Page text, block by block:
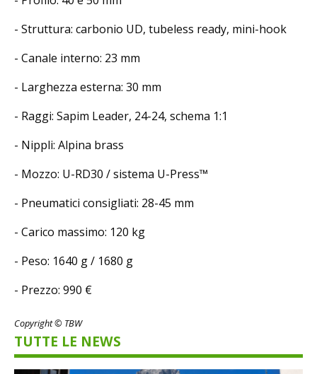
- Struttura: carbonio UD, tubeless ready, mini-hook
- Canale interno: 23 mm
- Larghezza esterna: 30 mm
- Raggi: Sapim Leader, 24-24, schema 1:1
- Nippli: Alpina brass
- Mozzo: U-RD30 / sistema U-Press™
- Pneumatici consigliati: 28-45 mm
- Carico massimo: 120 kg
- Peso: 1640 g / 1680 g
- Prezzo: 990 €
Copyright © TBW
TUTTE LE NEWS